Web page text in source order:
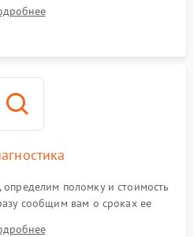
поломку и стоимость
сообщим вам о сроках ее